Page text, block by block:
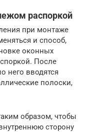
распоркой
при монтаже
и способ,
оконных
После
него вводятся
полоски,
образом, чтобы
сторону